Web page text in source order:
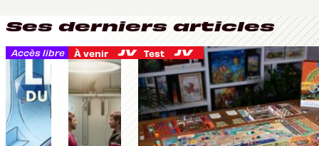
Ses derniers articles
Accès libre Annonces du magazine
À venir Test